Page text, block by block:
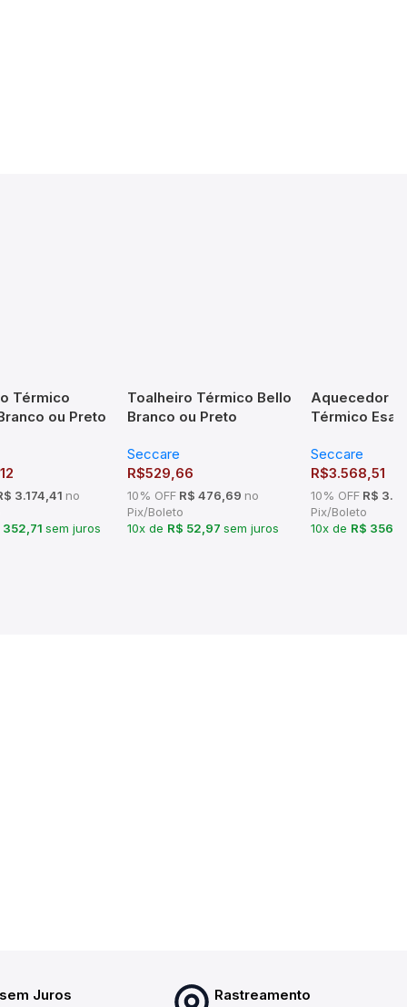
Térmico
ou Preto
3.174,41 no
352,71 sem juros
Toalheiro Térmico Bello
Branco ou Preto
Seccare
R$529,66
10% OFFR$ 476,69 no
Pix/Boleto
10x de R$ 52,97 sem juros
Aquecedor
Térmico
Seccare
R$3.568,51
10% OFFR$
Pix/Boleto
10x de R$
Juros Rastreamento